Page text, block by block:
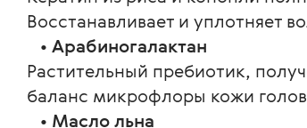
Восстанавливает и уплотняет
• Арабиногалактан
Растительный пребиотик,
баланс микрофлоры кожи
• Масло льна